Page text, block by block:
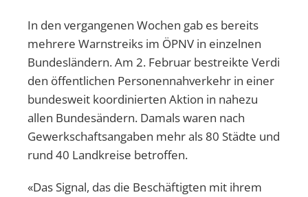
In den vergangenen Wochen gab es bereits
mehrere Warnstreiks im ÖPNV in einzelnen
Bundesländern. Am 2. Februar bestreikte Verdi
den öffentlichen Personennahverkehr in einer
bundesweit koordinierten Aktion in nahezu
allen Bundesändern. Damals waren nach
Gewerkschaftsangaben mehr als 80 Städte und
rund 40 Landkreise betroffen.
«Das Signal, das die Beschäftigten mit ihrem